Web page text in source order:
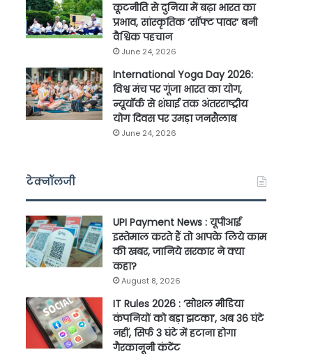
कूटनीति से दुनिया में बढ़ा भारत का
प्रभाव, सांस्कृतिक ‘सॉफ्ट पावर’ बनी
वैश्विक पहचान
June 24, 2026
International Yoga Day 2026:
विश्व मंच पर गूंजा भारत का योग,
न्यूयॉर्क से शंघाई तक अंतरराष्ट्रीय
योग दिवस पर उमड़ा जनसैलाब
June 24, 2026
टेक्नॉलजी
UPI Payment News : यूपीआई
इस्तेमाल करते हैं तो आपके लिये काम
की खबर, जानिये सरकार ने क्या
कहा?
August 8, 2026
IT Rules 2026 : ‘सोशल मीडिया
कंपनियों को बड़ा झटका’, अब 36 घंटे
नहीं, सिर्फ 3 घंटे में हटाना होगा
गैरकानूनी कंटेंट